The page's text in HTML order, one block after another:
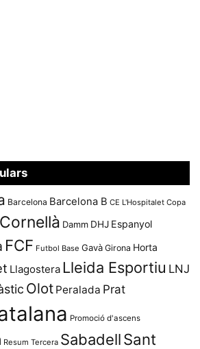
Barcelona Barcelona B CE L'Hospitalet Copa
Cornellà Damm DHJ Espanyol
FCF Futbol Base Gavà Girona Horta
Llagostera Lleida Esportiu LNJ
Olot Peralada Prat
Promoció d'ascens
Resum Tercera SabadellSant